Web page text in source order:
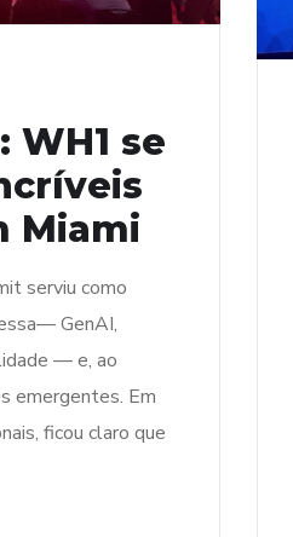
WH1 se
Miami
serviu como
GenAI,
— e, ao
emergentes. Em
ficou claro que